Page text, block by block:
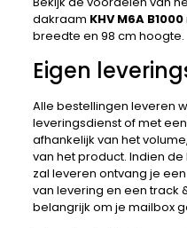
dakraam KHV M6A B1000
breedte en 98 cm hoogte.
Eigen
Alle bestellingen leveren
leveringsdienst of met
afhankelijk van het
van het product. Indien
zal leveren ontvang je
van levering en een track
belangrijk om je mailbox